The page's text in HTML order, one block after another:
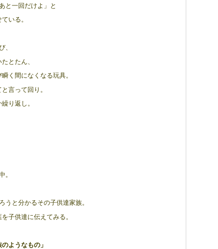
と一回だけよ」と
いる。
、
とたん、
く間になくなる玩具。
言って回り。
り返し。
。
うと分かるその子供達家族。
子供達に伝えてみる。
ようなもの」